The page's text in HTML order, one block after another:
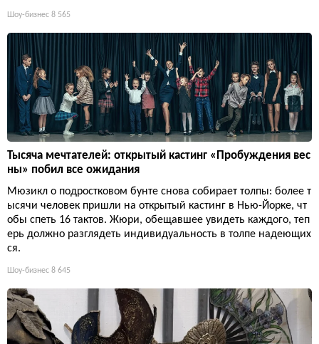
Шоу-бизнес 8 565
Тысяча мечтателей: открытый кастинг «Пробуждения вес
ны» побил все ожидания
Мюзикл о подростковом бунте снова собирает толпы: более т
ысячи человек пришли на открытый кастинг в Нью-Йорке, чт
обы спеть 16 тактов. Жюри, обещавшее увидеть каждого, теп
ерь должно разглядеть индивидуальность в толпе надеющих
ся.
Шоу-бизнес 8 645